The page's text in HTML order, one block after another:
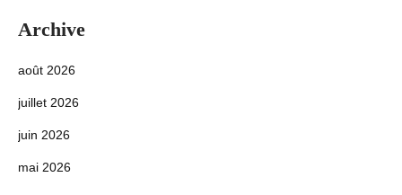
Archive
août 2026
juillet 2026
juin 2026
mai 2026